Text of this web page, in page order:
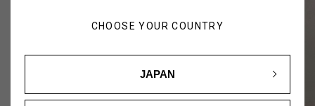
CHOOSE YOUR COUNTRY
JAPAN